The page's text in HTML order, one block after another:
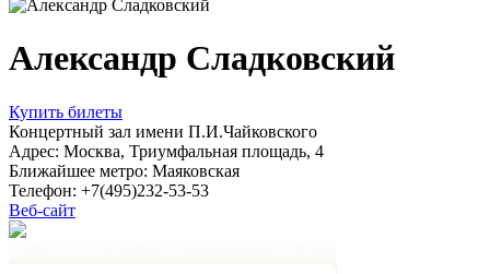
Александр Сладковский
Купить билеты
Концертный зал имени П.И.Чайковского
Адрес: Москва, Триумфальная площадь, 4
Ближайшее метро: Маяковская
Телефон: +7(495)232-53-53
Веб-сайт